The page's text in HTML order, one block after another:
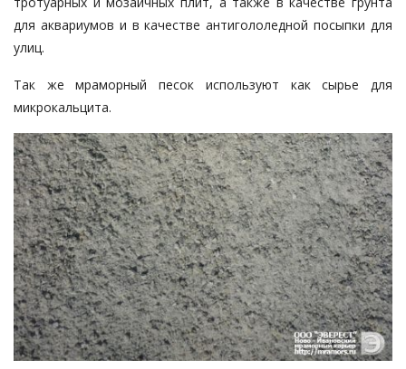
для аквариумов и в качестве антигололедной посыпки для
улиц.
Так же мраморный песок используют как сырье для
микрокальцита.